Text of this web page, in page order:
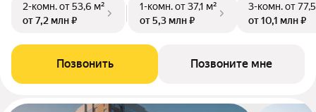
2-комн.от 53,6 м²
от 7,2 млн ₽
1-комн.от 37,1 м²
от 5,3 млн ₽
3-комн.от
от 10,1 млн ₽
Позвонить Позвоните мне